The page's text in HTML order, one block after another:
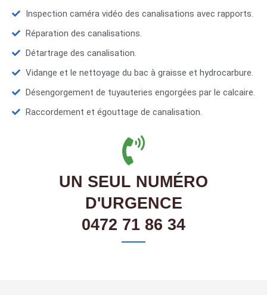
Inspection caméra vidéo des canalisations avec rapports.
Réparation des canalisations.
Détartrage des canalisation.
Vidange et le nettoyage du bac à graisse et hydrocarbure.
Désengorgement de tuyauteries engorgées par le calcaire.
Raccordement et égouttage de canalisation.
UN SEUL NUMÉRO
D'URGENCE
0472 71 86 34